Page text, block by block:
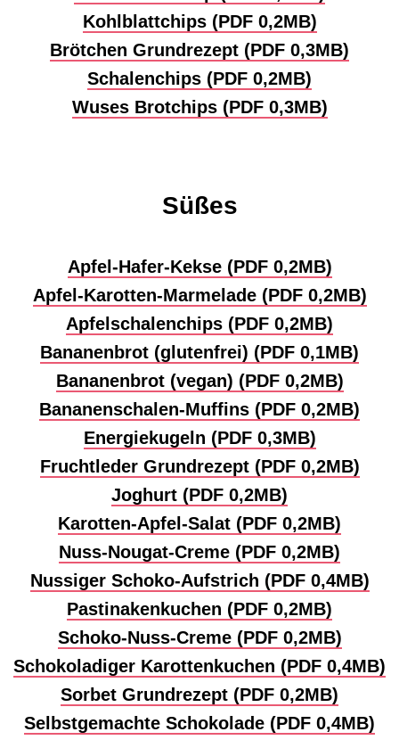
Kohlblattchips (PDF 0,2MB)
Brötchen Grundrezept (PDF 0,3MB)
Schalenchips (PDF 0,2MB)
Wuses Brotchips (PDF 0,3MB)
Süßes
Apfel-Hafer-Kekse (PDF 0,2MB)
Apfel-Karotten-Marmelade (PDF 0,2MB)
Apfelschalenchips (PDF 0,2MB)
Bananenbrot (glutenfrei) (PDF 0,1MB)
Bananenbrot (vegan) (PDF 0,2MB)
Bananenschalen-Muffins (PDF 0,2MB)
Energiekugeln (PDF 0,3MB)
Fruchtleder Grundrezept (PDF 0,2MB)
Joghurt (PDF 0,2MB)
Karotten-Apfel-Salat (PDF 0,2MB)
Nuss-Nougat-Creme (PDF 0,2MB)
Nussiger Schoko-Aufstrich (PDF 0,4MB)
Pastinakenkuchen (PDF 0,2MB)
Schoko-Nuss-Creme (PDF 0,2MB)
Schokoladiger Karottenkuchen (PDF 0,4MB)
Sorbet Grundrezept (PDF 0,2MB)
Selbstgemachte Schokolade (PDF 0,4MB)